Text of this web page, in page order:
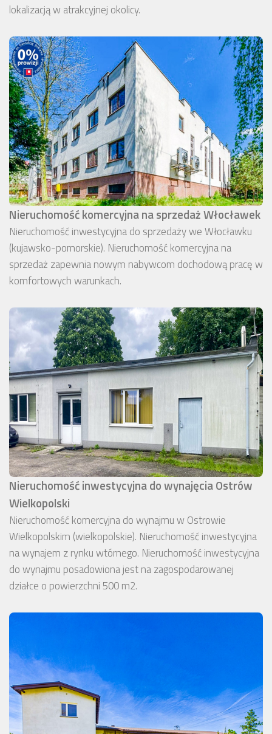
lokalizacją w atrakcyjnej okolicy.
Nieruchomość komercyjna na sprzedaż Włocławek
Nieruchomość inwestycyjna do sprzedaży we Włocławku
(kujawsko-pomorskie). Nieruchomość komercyjna na
sprzedaż zapewnia nowym nabywcom dochodową pracę w
komfortowych warunkach.
Nieruchomość inwestycyjna do wynajęcia Ostrów
Wielkopolski
Nieruchomość komercyjna do wynajmu w Ostrowie
Wielkopolskim (wielkopolskie). Nieruchomość inwestycyjna
na wynajem z rynku wtórnego. Nieruchomość inwestycyjna
do wynajmu posadowiona jest na zagospodarowanej
działce o powierzchni 500 m2.